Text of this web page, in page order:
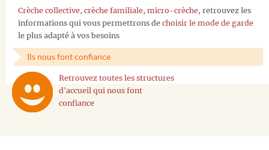
Crèche collective, crèche familiale, micro-crèche, retrouvez les
informations qui vous permettrons de choisir le mode de garde
le plus adapté à vos besoins
Ils nous font confiance
Retrouvez toutes les structures
d'accueil qui nous font
confiance